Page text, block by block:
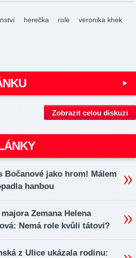
herečka role
veronika khek
Zobrazit celou diskuzi
Bočanové jako hrom! Málem
hanbou
Zemana Helena
Nemá role kvůli tátovi?
z Ulice ukázala rodinu: